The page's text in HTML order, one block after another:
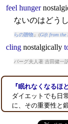
feel hunger
ないのはどう
らの贈物』(Gift from the
cling nostalgically
バーグ夫人著 吉田健一
『眠れなくなるほ
ダイエットでも日
に、その重要性と